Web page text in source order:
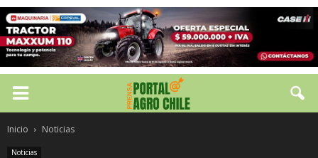
Inicio Noticias
Noticias